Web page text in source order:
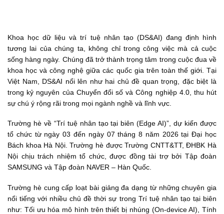
Khoa học dữ liệu và trí tuệ nhân tạo (DS&AI) đang định hình
tương lai của chúng ta, không chỉ trong công việc mà cả cuộc
sống hàng ngày. Chúng đã trở thành trọng tâm trong cuộc đua về
khoa học và công nghệ giữa các quốc gia trên toàn thế giới. Tại
Việt Nam, DS&AI nổi lên như hai chủ đề quan trọng, đặc biệt là
trong kỷ nguyên của Chuyển đổi số và Công nghiệp 4.0, thu hút
sự chú ý rộng rãi trong mọi ngành nghề và lĩnh vực.
Trường hè về “Trí tuệ nhân tạo tại biên (Edge AI)”, dự kiến được
tổ chức từ ngày 03 đến ngày 07 tháng 8 năm 2026 tại Đại học
Bách khoa Hà Nội. Trường hè được Trường CNTT&TT, ĐHBK Hà
Nội chịu trách nhiệm tổ chức, được đồng tài trợ bởi Tập đoàn
SAMSUNG và Tập đoàn NAVER – Hàn Quốc.
Trường hè cung cấp loạt bài giảng đa dạng từ những chuyên gia
nổi tiếng với nhiều chủ đề thời sự trong Trí tuệ nhân tạo tại biên
như: Tối ưu hóa mô hình trên thiết bị nhúng (On-device AI), Tính